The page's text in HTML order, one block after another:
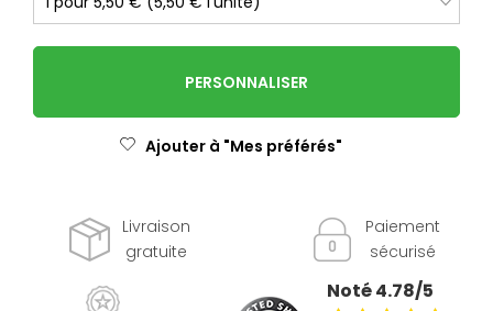
PERSONNALISER
Ajouter à "Mes préférés"
Livraison
gratuite
Paiement
sécurisé
Noté 4.78/5